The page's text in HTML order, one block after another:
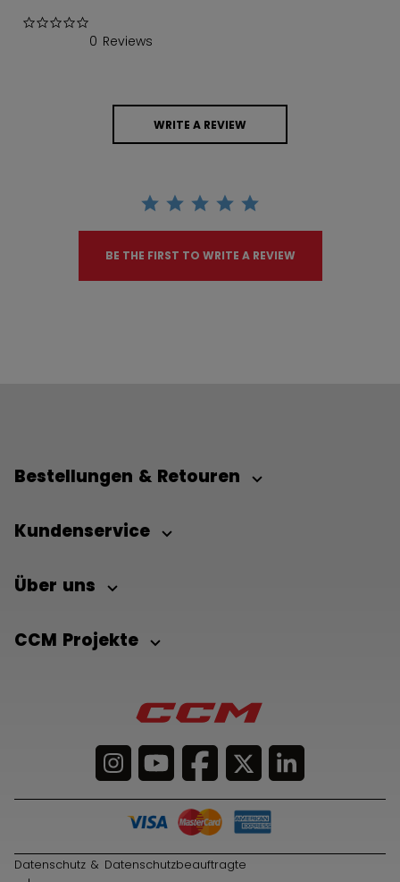
0 Reviews
WRITE A REVIEW
BE THE FIRST TO WRITE A REVIEW
Bestellungen & Retouren
Kundenservice
Über uns
CCM Projekte
Datenschutz & Datenschutzbeauftragte